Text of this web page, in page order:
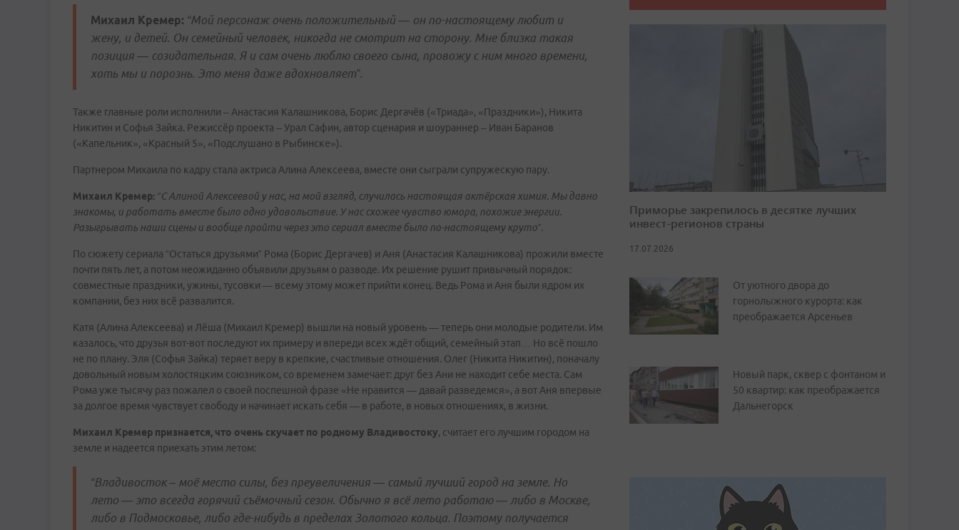
Михаил Кремер: “Мой персонаж очень положительный — он по-настоящему любит и
жену, и детей. Он семейный человек, никогда не смотрит на сторону. Мне близка такая
позиция — созидательная. Я и сам очень люблю своего сына, провожу с ним много времени,
хоть мы и порознь. Это меня даже вдохновляет”.
Также главные роли исполнили – Анастасия Калашникова, Борис Дергачёв («Триада», «Праздники»), Никита
Никитин и Софья Зайка. Режиссёр проекта – Урал Сафин, автор сценария и шоураннер – Иван Баранов
(«Капельник», «Красный 5», «Подслушано в Рыбинске»).
Партнером Михаила по кадру стала актриса Алина Алексеева, вместе они сыграли супружескую пару.
Михаил Кремер: “С Алиной Алексеевой у нас, на мой взгляд, случилась настоящая актёрская химия. Мы давно
знакомы, и работать вместе было одно удовольствие. У нас схожее чувство юмора, похожие энергии.
Разыгрывать наши сцены и вообще пройти через это сериал вместе было по-настоящему круто”.
По сюжету сериала “Остаться друзьями” Рома (Борис Дергачев) и Аня (Анастасия Калашникова) прожили вместе
почти пять лет, а потом неожиданно объявили друзьям о разводе. Их решение рушит привычный порядок:
совместные праздники, ужины, тусовки — всему этому может прийти конец. Ведь Рома и Аня были ядром их
компании, без них всё развалится.
Катя (Алина Алексеева) и Лёша (Михаил Кремер) вышли на новый уровень — теперь они молодые родители. Им
казалось, что друзья вот-вот последуют их примеру и впереди всех ждёт общий, семейный этап… Но всё пошло
не по плану. Эля (Софья Зайка) теряет веру в крепкие, счастливые отношения. Олег (Никита Никитин), поначалу
довольный новым холостяцким союзником, со временем замечает: друг без Ани не находит себе места. Сам
Рома уже тысячу раз пожалел о своей поспешной фразе «Не нравится — давай разведемся», а вот Аня впервые
за долгое время чувствует свободу и начинает искать себя — в работе, в новых отношениях, в жизни.
Михаил Кремер признается, что очень скучает по родному Владивостоку, считает его лучшим городом на
земле и надеется приехать этим летом:
“Владивосток – моё место силы, без преувеличения — самый лучший город на земле. Но
лето — это всегда горячий съёмочный сезон. Обычно я всё лето работаю — либо в Москве,
либо в Подмосковье, либо где-нибудь в пределах Золотого кольца. Поэтому получается
Приморье закрепилось в десятке лучших
инвест-регионов страны
17.07.2026
От уютного двора до
горнолыжного курорта: как
преображается Арсеньев
Новый парк, сквер с фонтаном и
50 квартир: как преображается
Дальнегорск